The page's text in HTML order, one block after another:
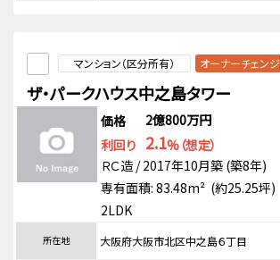
マンション（区分所有） オーナーチェンジ
ザ・パークハウス中之島タワー
価格
2億800万円
利回り 2.1%（想定）
ＲＣ造 / 2017年10月築 (築8年)
専有面積: 83.48m² (約25.25坪)
2LDK
所在地 大阪府大阪市北区中之島６丁目